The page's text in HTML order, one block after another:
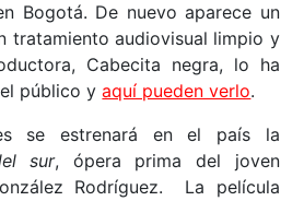
Bogotá. De nuevo aparece un
tratamiento audiovisual limpio y
Cabecita negra, lo ha
público yaquí pueden verlo.
se estrenará en el país la
sur, ópera prima del joven
Rodríguez. La película